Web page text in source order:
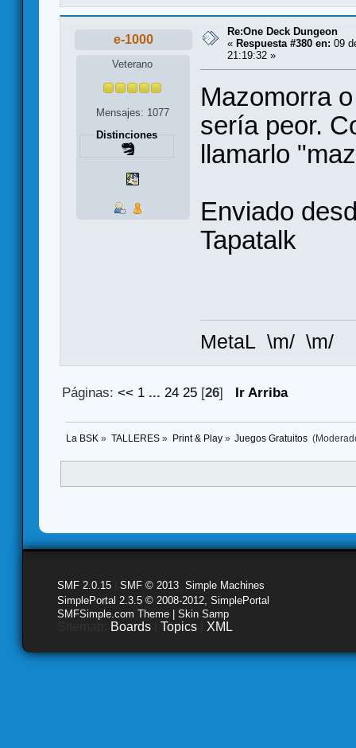
e-1000
Veterano
Mensajes: 1077
Distinciones
Re:One Deck Dungeon
« Respuesta #380 en: 09
21:19:32 »
Mazomorra
sería peor.
llamarlo
Enviado
Tapatalk
MetaL \m/ \m/
Páginas:<< 1 ...24 25 [26] Ir Arriba
La BSK » TALLERES» Print & Play» Juegos Gratuitos
SMF 2.0.15 SMF © 2013 Simple Machines
SimplePortal 2.3.5 © 2008-2012, SimplePortal
SMFSimple.com Theme | Skin Samp
Boards Topics XML